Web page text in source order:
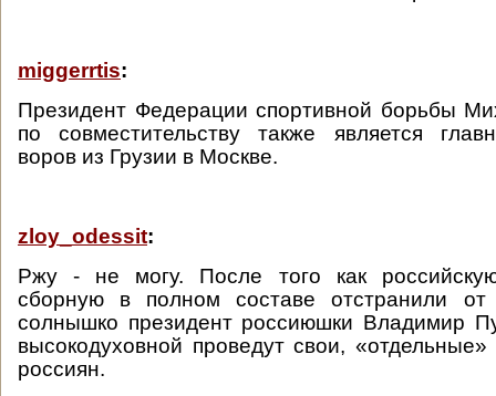
miggerrtis:
Президент Федерации спортивной борьбы
по совместительству также является
воров из Грузии в Москве.
zloy_odessit:
Ржу - не могу. После того как
сборную в полном составе отстранили
солнышко президент россиюшки Владимир
высокодуховной проведут свои,
россиян.